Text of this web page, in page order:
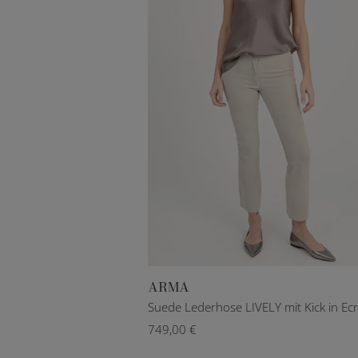
DE 34
ARMA
Suede Lederhose LIVELY mit Kick in
749,00 €